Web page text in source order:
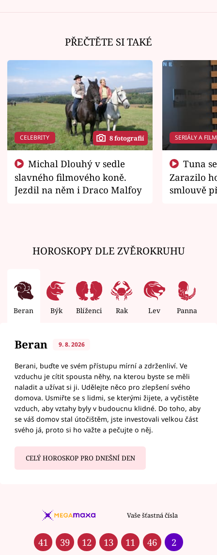
PŘEČTĚTE SI TAKÉ
CELEBRITY 8 fotografií
slavného filmového koně.
Jezdil na něm i Draco Malfoy
SERIÁLY A
Zarazilo
smlouvě
HOROSKOPY DLE ZVĚROKRUHU
Beran Býk Blíženci Rak Lev Panna
Beran 9. 8. 2026
Berani, buďte ve svém přístupu mírní a zdrženliví. Ve
vzduchu je cítit spousta něhy, na kterou byste se měli
naladit a užívat si ji. Udělejte něco pro zlepšení svého
domova. Usmiřte se s lidmi, se kterými žijete, a vyčistěte
vzduch, aby vztahy byly v budoucnu klidné. Do toho, aby
se váš domov stal útočištěm, jste investovali velkou část
svého já, proto si ho važte a pečujte o něj.
CELÝ HOROSKOP PRO DNEŠNÍ DEN
Vaše šťastná čísla
41 39 12 13 11 46 2